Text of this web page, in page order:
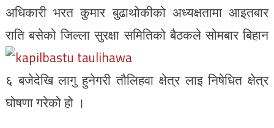
अधिकारी भरत कुमार बुढाथोकीको अध्यक्षतामा आइतबार
राति बसेको जिल्ला सुरक्षा समितिकोबैठकले सोमबार बिहान
६ बजेदेखि लागु हुनेगरी तौलिहवा क्षेत्र लाइ निषेधित क्षेत्र
घोषणा गरेको हो ।